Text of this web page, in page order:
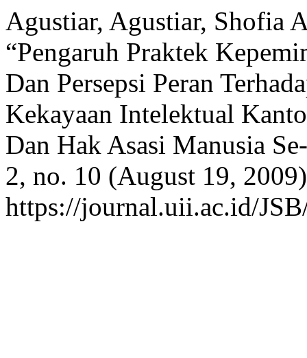
Agustiar, Agustiar, Shofia
“Pengaruh Praktek
Dan Persepsi Peran
Kekayaan Intelektual
Dan Hak Asasi Manusia
2, no. 10 (August 19,
https://journal.uii.ac.id/